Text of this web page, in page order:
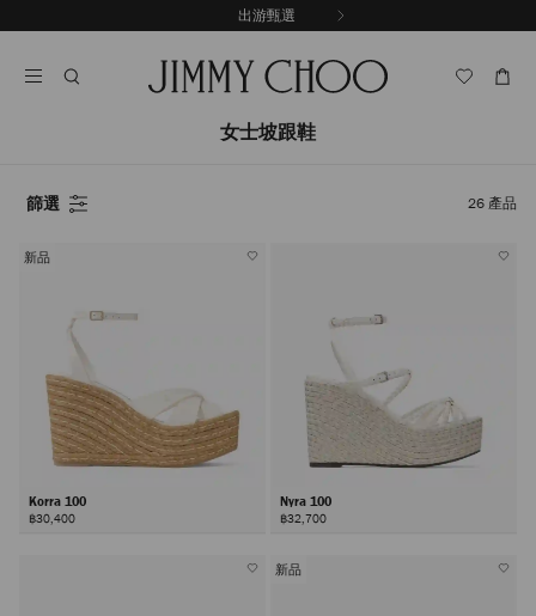
至
出游甄選
女士坡跟鞋
篩選 26 產品
新品
Korra 100
฿30,400
Nyra 100
฿32,700
新品